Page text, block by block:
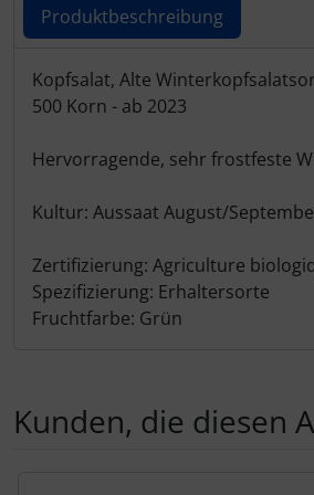
Produktbeschreibung
Kopfsalat, Alte
500 Korn - ab 2023
Hervorragende, sehr frostfeste
Kultur: Aussaat August/
Zertifizierung: Agriculture
Spezifizierung: Erhaltersorte
Fruchtfarbe: Grün
Kunden, die diesen